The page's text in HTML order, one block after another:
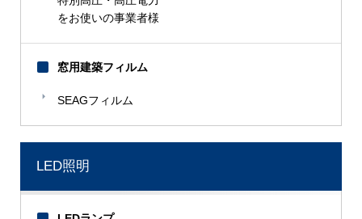
をお使いの事業者様
窓用建築フィルム
SEAGフィルム
LED照明